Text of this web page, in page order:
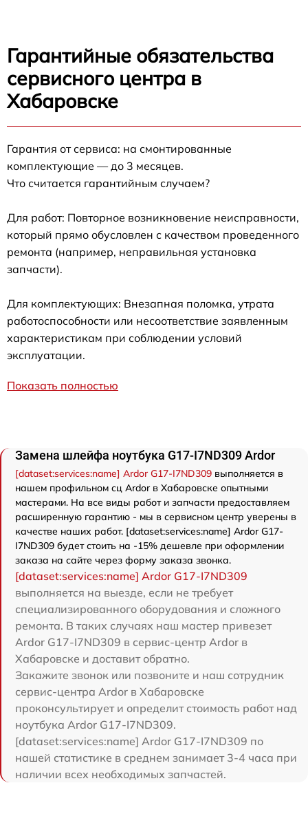
Гарантийные обязательства
сервисного центра в
Хабаровске
Гарантия от сервиса: на смонтированные
комплектующие — до 3 месяцев.
Что считается гарантийным случаем?
Для работ: Повторное возникновение неисправности,
который прямо обусловлен с качеством проведенного
ремонта (например, неправильная установка
запчасти).
Для комплектующих: Внезапная поломка, утрата
работоспособности или несоответствие заявленным
характеристикам при соблюдении условий
эксплуатации.
Показать полностью
Замена шлейфа ноутбука G17-I7ND309 Ardor
[dataset:services:name] Ardor G17-I7ND309 выполняется в
нашем профильном сц Ardor в Хабаровске опытными
мастерами. На все виды работ и запчасти предоставляем
расширенную гарантию - мы в сервисном центр уверены в
качестве наших работ. [dataset:services:name] Ardor G17-
I7ND309 будет стоить на -15% дешевле при оформлении
заказа на сайте через форму заказа звонка.
[dataset:services:name] Ardor G17-I7ND309
выполняется на выезде, если не требует
специализированного оборудования и сложного
ремонта. В таких случаях наш мастер привезет
Ardor G17-I7ND309 в сервис-центр Ardor в
Хабаровске и доставит обратно.
Закажите звонок или позвоните и наш сотрудник
сервис-центра Ardor в Хабаровске
проконсультирует и определит стоимость работ над
ноутбука Ardor G17-I7ND309.
[dataset:services:name] Ardor G17-I7ND309 по
нашей статистике в среднем занимает 3-4 часа при
наличии всех необходимых запчастей.